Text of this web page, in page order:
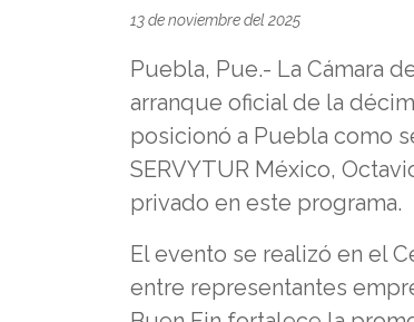
13 de noviembre del 2025
Puebla, Pue.- La Cámara
arranque oficial de la
posicionó a Puebla como
SERVYTUR México,
privado en este programa.
El evento se realizó en el
entre representantes